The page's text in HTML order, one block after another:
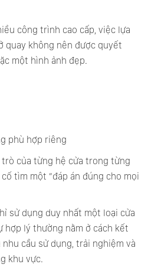
công trình cao cấp, việc lựa
quay không nên được quyết
một hình ảnh đẹp.
phù hợp riêng
trò của từng hệ cửa trong từng
tìm một “đáp án đúng cho mọi
sử dụng duy nhất một loại cửa
hợp lý thường nằm ở cách kết
cầu sử dụng, trải nghiệm và
khu vực.